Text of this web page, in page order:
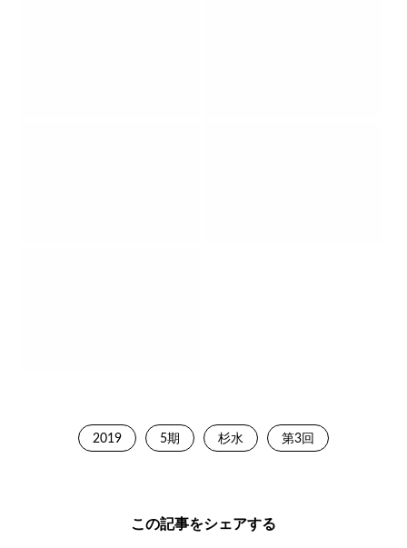
2019 5期 杉水 第3回
この記事をシェアする